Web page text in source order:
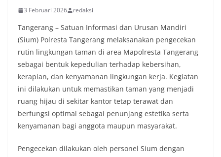
3 Februari 2026 redaksi
Tangerang – Satuan Informasi dan Urusan Mandiri
(Sium) Polresta Tangerang melaksanakan pengecekan
rutin lingkungan taman di area Mapolresta Tangerang
sebagai bentuk kepedulian terhadap kebersihan,
kerapian, dan kenyamanan lingkungan kerja. Kegiatan
ini dilakukan untuk memastikan taman yang menjadi
ruang hijau di sekitar kantor tetap terawat dan
berfungsi optimal sebagai penunjang estetika serta
kenyamanan bagi anggota maupun masyarakat.
Pengecekan dilakukan oleh personel Sium dengan